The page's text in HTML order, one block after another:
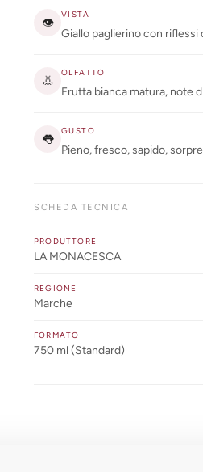
👁
VISTA
Giallo paglierino con riflessi
👃
OLFATTO
Frutta bianca matura, note
👅
GUSTO
Pieno, fresco, sapido,
SCHEDA TECNICA
PRODUTTORE
LA MONACESCA
REGIONE
Marche
FORMATO
750 ml (Standard)